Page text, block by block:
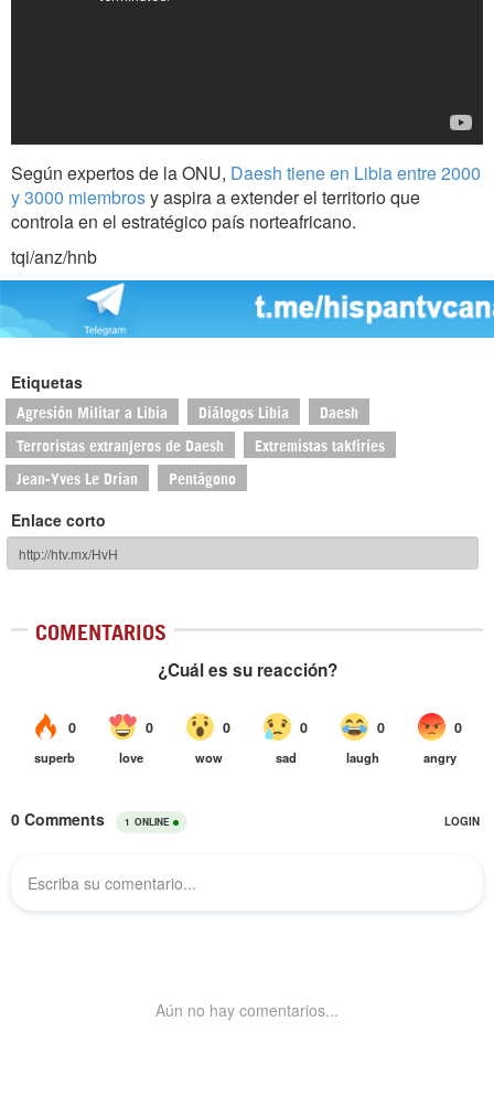
Según expertos de la ONU, Daesh tiene en Libia entre 2000
y 3000 miembrosy aspira a extender el territorio que
controla en el estratégico país norteafricano.
tqi/anz/hnb
Etiquetas
Agresión Militar a Libia Diálogos Libia Daesh
Terroristas extranjeros de Daesh Extremistas takfiríes
Jean-Yves Le Drian Pentágono
Enlace corto
COMENTARIOS